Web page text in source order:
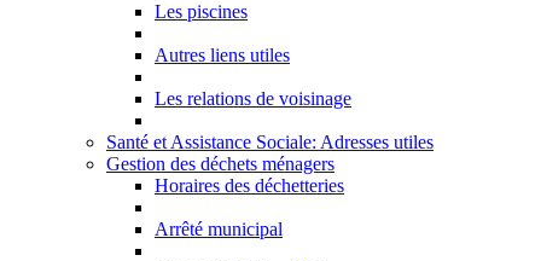
Les piscines
Autres liens utiles
Les relations de voisinage
Santé et Assistance Sociale: Adresses utiles
Gestion des déchets ménagers
Horaires des déchetteries
Arrêté municipal